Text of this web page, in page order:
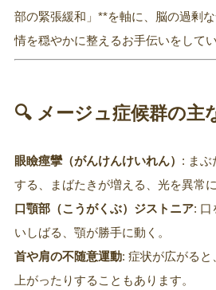
部の緊張緩和」**を軸に、脳の過剰
情を穏やかに整えるお手伝いをしてい
🔍 メージュ症候群の主
眼瞼痙攣（がんけんけいれん） : まぶ
する、まばたきが増える、光を異常
口顎部（こうがくぶ）ジストニア: 口
いしばる、顎が勝手に動く。
首や肩の不随意運動: 症状が広がる
上がったりすることもあります。